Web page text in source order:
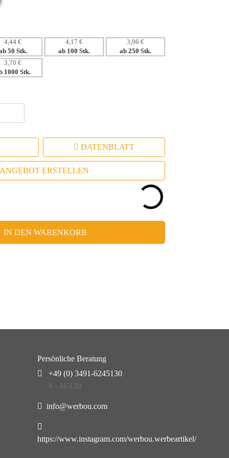
4,44 €
50 Stk.
4,17 €
ab 100 Stk.
3,96 €
ab 250 Stk.
3,70 €
1000 Stk.
DATENBLATT
ANGEBOT ERSTELLEN
IN DEN WARENKORB
Persönliche Beratung
+49 (0) 3491-6245130
8 - 16 Uhr
info@werbou.com
https://www.instagram.com/werbou.werbeartikel/